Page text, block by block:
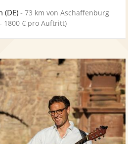
(DE) -73 km von Aschaffenburg
1800 € pro Auftritt)